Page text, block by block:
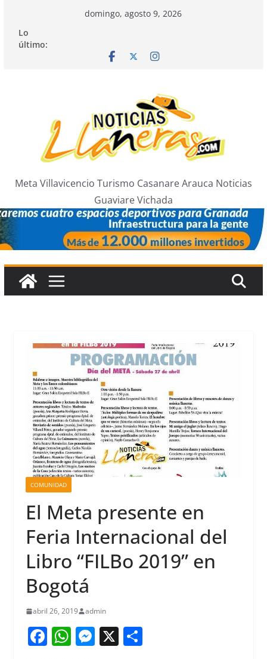
contenido
domingo, agosto 9, 2026
Lo
último:
Meta Villavicencio Turismo Casanare Arauca Noticias
Guaviare Vichada
COMUNIDAD
El Meta presente en
Feria Internacional del
Libro “FILBo 2019” en
Bogotá
abril 26, 2019 admin
F W M X S